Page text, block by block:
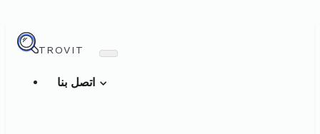
TROVIT